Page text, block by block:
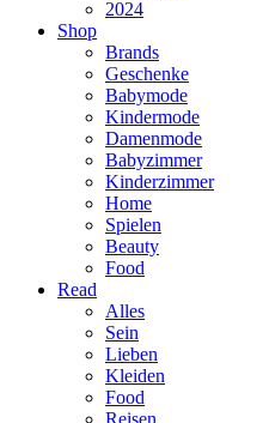
2024
Shop
Brands
Geschenke
Babymode
Kindermode
Damenmode
Babyzimmer
Kinderzimmer
Home
Spielen
Beauty
Food
Read
Alles
Sein
Lieben
Kleiden
Food
Reisen